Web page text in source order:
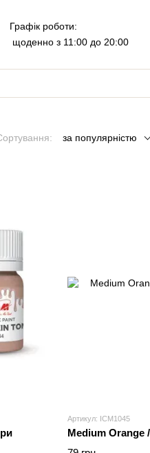
Графік роботи:
щоденно з 11:00 до 20:00
за популярністю
Артикул: ICM1045
Medium Orange